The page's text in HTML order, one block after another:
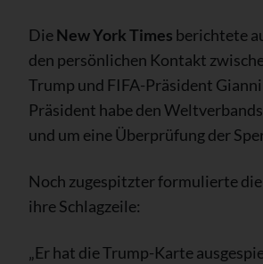
DieNew York Times berichtete
den persönlichen Kontakt
Trump und FIFA-Präsident
Präsident habe den
und um eine Überprüfung der
Noch zugespitzter formulierte die
ihre Schlagzeile:
„Er hat die Trump-Karte